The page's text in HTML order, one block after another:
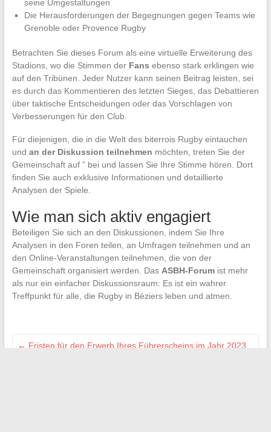
seine Umgestaltungen
Die Herausforderungen der Begegnungen gegen Teams wie
Grenoble oder Provence Rugby
Betrachten Sie dieses Forum als eine virtuelle Erweiterung des
Stadions, wo die Stimmen der Fans ebenso stark erklingen wie
auf den Tribünen. Jeder Nutzer kann seinen Beitrag leisten, sei
es durch das Kommentieren des letzten Sieges, das Debattieren
über taktische Entscheidungen oder das Vorschlagen von
Verbesserungen für den Club.
Für diejenigen, die in die Welt des biterrois Rugby eintauchen
und an der Diskussion teilnehmen möchten, treten Sie der
Gemeinschaft auf ” bei und lassen Sie Ihre Stimme hören. Dort
finden Sie auch exklusive Informationen und detaillierte
Analysen der Spiele.
Wie man sich aktiv engagiert
Beteiligen Sie sich an den Diskussionen, indem Sie Ihre
Analysen in den Foren teilen, an Umfragen teilnehmen und an
den Online-Veranstaltungen teilnehmen, die von der
Gemeinschaft organisiert werden. Das ASBH-Forumist mehr
als nur ein einfacher Diskussionsraum: Es ist ein wahrer
Treffpunkt für alle, die Rugby in Béziers leben und atmen.
← Fristen für den Erwerb Ihres Führerscheins im Jahr 2023